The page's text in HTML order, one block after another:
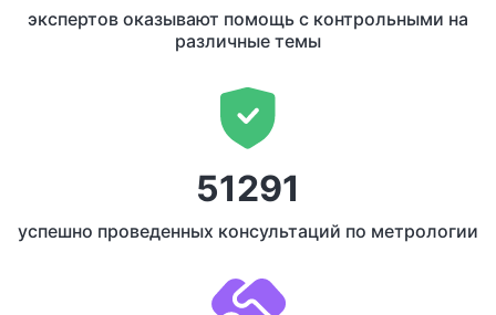
экспертов оказывают помощь с контрольными на
различные темы
51291
успешно проведенных консультаций по метрологии